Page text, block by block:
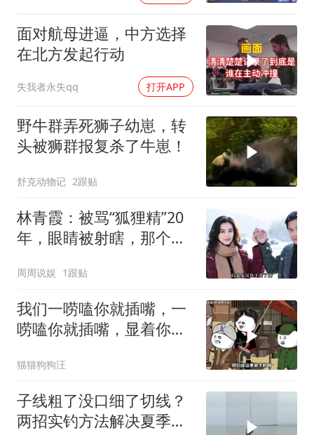
面对航母进逼，中方选择
在北方发起行动
失我者永失qq 打开APP
野牛群弄死狮子幼崽，转
头被狮群报复杀了牛崽！
舒克动物记 2跟贴
林青霞：被骂“狐狸精”20
年，眼睛被射瞎，那个男
钱？”
周周说娱 1跟贴
我们一唠嗑你就插嘴，一
唠嗑你就插嘴，显着你
猫猫狗狗汪
子线粗了没口细了切线？
两招实钓方法解决夏季难